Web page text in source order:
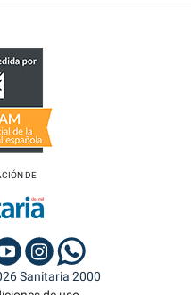
DE
Sanitaria 2000